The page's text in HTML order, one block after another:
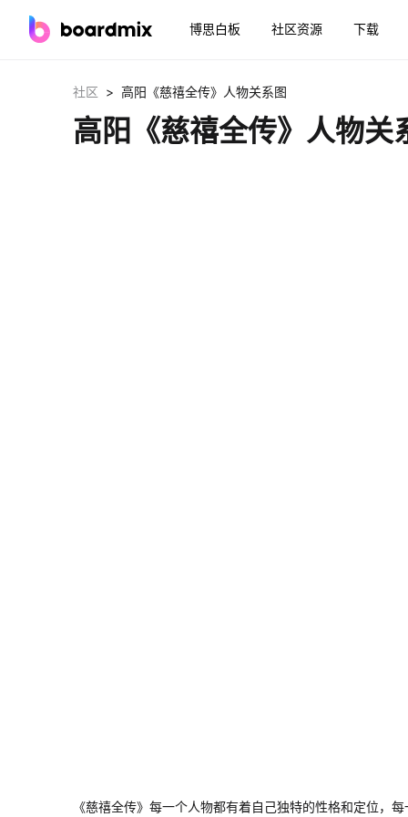
博思白板 社区资源 下载
社区 > 高阳《慈禧全传》人物关系图
高阳《慈禧全传》人物关
《慈禧全传》每一个人物都有着自己独特的性格和定位，